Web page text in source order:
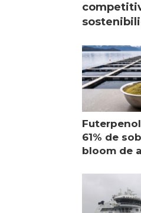
61% de
bloom de